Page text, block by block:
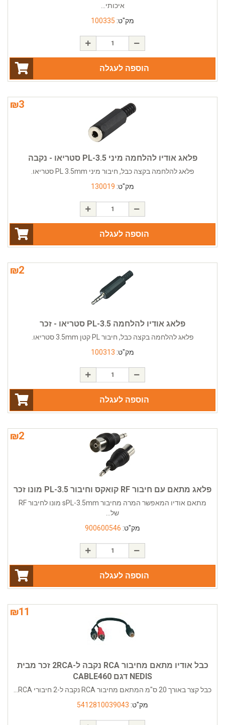
איכותי...
מק"ט: 100335
הוספה לעגלה
₪3
פלאג אודיו להלחמה מיני PL-3.5 סטריאו - נקבה
פלאג להלחמה בקצה כבל, חיבור מיני PL 3.5mm סטריאו.
מק"ט: 130019
הוספה לעגלה
₪2
פלאג אודיו להלחמה PL-3.5 סטריאו - זכר
פלאג להלחמה בקצה כבל, חיבור PL קטן 3.5mm סטריאו.
מק"ט: 100313
הוספה לעגלה
₪2
פלאג מתאם עם חיבור RF קואקס וחיבור PL-3.5 מונו זכר
מתאם אודיו המאפשר המרה מחיבור sPL-3.5mm מונו לחיבור RF
של...
מק"ט: 900600546
הוספה לעגלה
₪11
כבל אודיו מתאם מחיבור RCA נקבה ל-2RCA זכר מבית
NEDIS דגם CABLE460
כבל קצר באורך 20 ס"מ המתאם מחיבור RCA נקבה ל-2 חיבורי RCA...
מק"ט: 5412810039043